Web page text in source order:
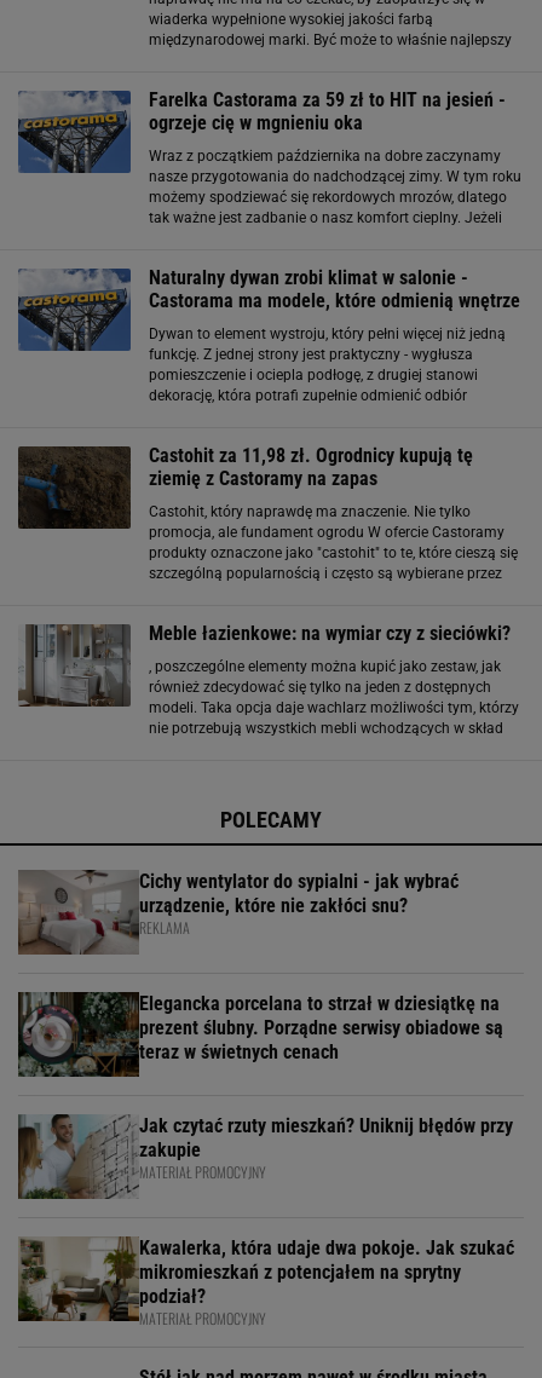
wiaderka wypełnione wysokiej jakości farbą
międzynarodowej marki. Być może to właśnie najlepszy
Farelka Castorama za 59 zł to HIT na jesień -
ogrzeje cię w mgnieniu oka
Wraz z początkiem października na dobre zaczynamy
nasze przygotowania do nadchodzącej zimy. W tym roku
możemy spodziewać się rekordowych mrozów, dlatego
tak ważne jest zadbanie o nasz komfort cieplny. Jeżeli
Naturalny dywan zrobi klimat w salonie -
Castorama ma modele, które odmienią wnętrze
Dywan to element wystroju, który pełni więcej niż jedną
funkcję. Z jednej strony jest praktyczny - wygłusza
pomieszczenie i ociepla podłogę, z drugiej stanowi
dekorację, która potrafi zupełnie odmienić odbiór
Castohit za 11,98 zł. Ogrodnicy kupują tę
ziemię z Castoramy na zapas
Castohit, który naprawdę ma znaczenie. Nie tylko
promocja, ale fundament ogrodu W ofercie Castoramy
produkty oznaczone jako "castohit" to te, które cieszą się
szczególną popularnością i często są wybierane przez
Meble łazienkowe: na wymiar czy z sieciówki?
, poszczególne elementy można kupić jako zestaw, jak
również zdecydować się tylko na jeden z dostępnych
modeli. Taka opcja daje wachlarz możliwości tym, którzy
nie potrzebują wszystkich mebli wchodzących w skład
POLECAMY
Cichy wentylator do sypialni - jak wybrać
urządzenie, które nie zakłóci snu?
REKLAMA
Elegancka porcelana to strzał w dziesiątkę na
prezent ślubny. Porządne serwisy obiadowe są
teraz w świetnych cenach
Jak czytać rzuty mieszkań? Uniknij błędów przy
zakupie
MATERIAŁ PROMOCYJNY
Kawalerka, która udaje dwa pokoje. Jak szukać
mikromieszkań z potencjałem na sprytny
podział?
MATERIAŁ PROMOCYJNY